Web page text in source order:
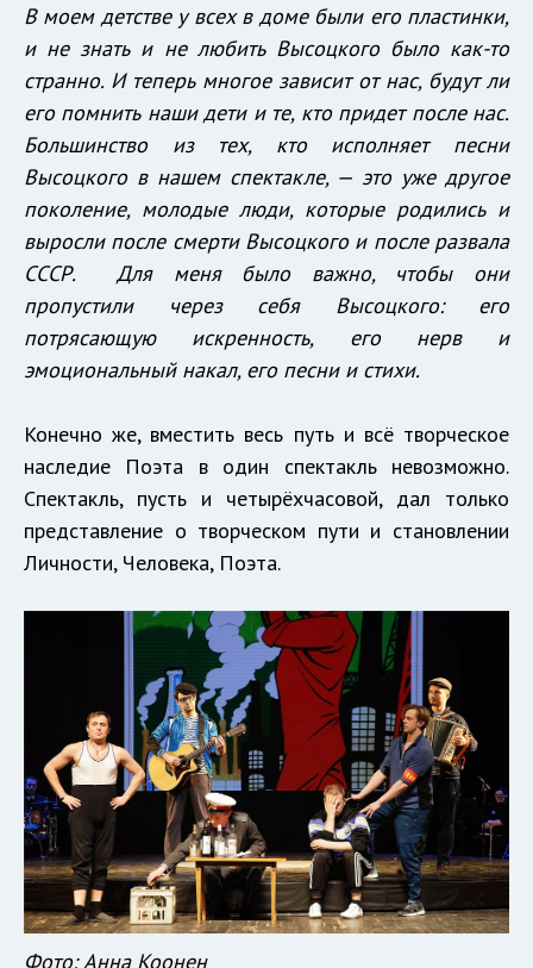
В моем детстве у всех в доме были его пластинки,
и не знать и не любить Высоцкого было как-то
странно. И теперь многое зависит от нас, будут ли
его помнить наши дети и те, кто придет после нас.
Большинство из тех, кто исполняет песни
Высоцкого в нашем спектакле, — это уже другое
поколение, молодые люди, которые родились и
выросли после смерти Высоцкого и после развала
СССР. Для меня было важно, чтобы они
пропустили через себя Высоцкого: его
потрясающую искренность, его нерв и
эмоциональный накал, его песни и стихи.
Конечно же, вместить весь путь и всё творческое
наследие Поэта в один спектакль невозможно.
Спектакль, пусть и четырёхчасовой, дал только
представление о творческом пути и становлении
Личности, Человека, Поэта.
Фото: Анна Коонен